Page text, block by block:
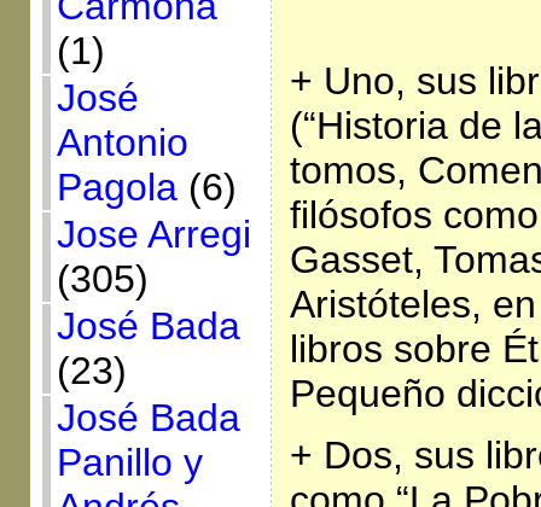
(1)
José
Antonio
Pagola(6)
Jose Arregi
(305)
José Bada
(23)
José Bada
Panillo y
+ Uno, sus
(“Historia de
tomos,
filósofos
Gasset,
Aristóteles,
libros sobre
Pequeño
+ Dos, sus